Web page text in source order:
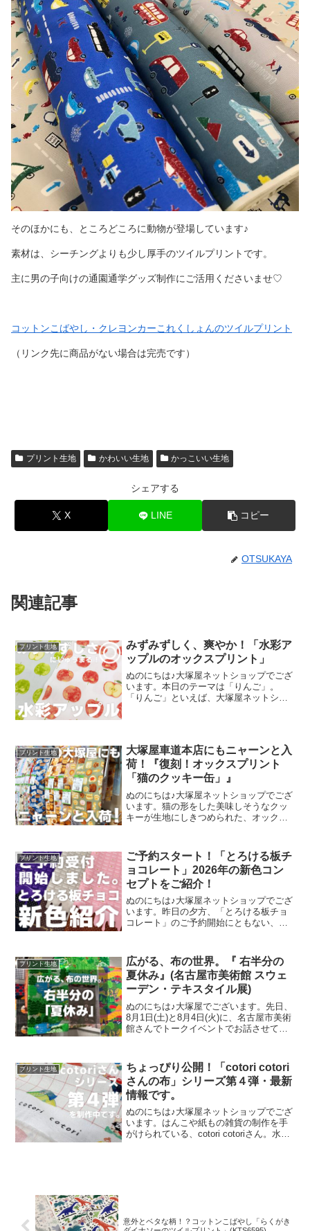
そのほかにも、ところどころに動物が登場しています♪
素材は、シーチングよりも少し厚手のツイルプリントです。
主に男の子向けの通園通学グッズ制作にご活用くださいませ♡
コットンこばやし・クレヨンカーこれくしょんのツイルプリント
（リンク先に商品がない場合は完売です）
プリント生地 かわいい生地 かっこいい生地
シェアする
X LINE コピー
OTSUKAYA
関連記事
プリント生地
みずみずしく、爽やか！「水彩ア
ップルのオックスプリント」
ぬのにちは♪大塚屋ネットショップでござ
います。本日のテーマは「りんご」。
「りんご」といえば、大塚屋ネットショ
のオックスプリント」です
プリント生地
大塚屋車道本店にもニャーンと入
荷！『復刻！オックスプリント
「猫のクッキー缶」』
ぬのにちは♪大塚屋ネットショップでござ
います。猫の形をした美味しそうなクッ
キーが生地にしきつめられた、オックス
した。ご予約をくださっていましたお客
様への発送が完了し、現
プリント生地
ご予約スタート！「とろける板チ
ョコレート」2026年の新色コン
セプトをご紹介！
ぬのにちは♪大塚屋ネットショップでござ
います。昨日の夕方、「とろける板チョ
コレート」のご予約開始にともない、イ
ます。およそ30分程度です。この投稿を
Instagramで見
プリント生地
広がる、布の世界。『 右半分の
夏休み』(名古屋市美術館 スウェ
ーデン・テキスタイル展)
ぬのにちは♪大塚屋でございます。先日、
8月1日(土)と8月4日(火)に、名古屋市美術
館さんでトークイベントでお話させてい
客さまにご来場いただきましたことを御
礼申し上
プリント生地
ちょっぴり公開！「cotori cotori
さんの布」シリーズ第４弾・最新
情報です。
ぬのにちは♪大塚屋ネットショップでござ
います。はんこや紙もの雑貨の制作を手
がけられている、cotori cotoriさん。水彩
意外とベタな柄！？コットンこばやし「らくがき